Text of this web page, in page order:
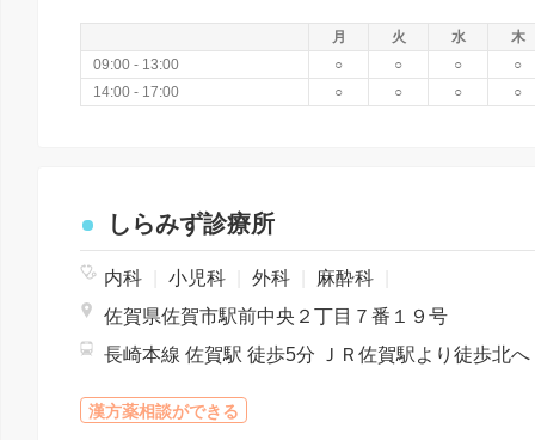
月 火 水
木
09:00 - 13:00
○ ○ ○
○
14:00 - 17:00
○ ○ ○ ○
しらみず診療所
内科 小児科 外科 麻酔科
佐賀県佐賀市駅前中央２丁目７番１９号
長崎本線 佐賀駅 徒歩5分 ＪＲ佐賀駅より徒歩北へ
漢方薬相談ができる